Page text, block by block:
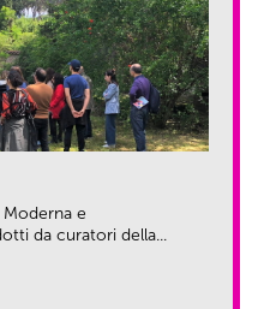
e
da curatori della...